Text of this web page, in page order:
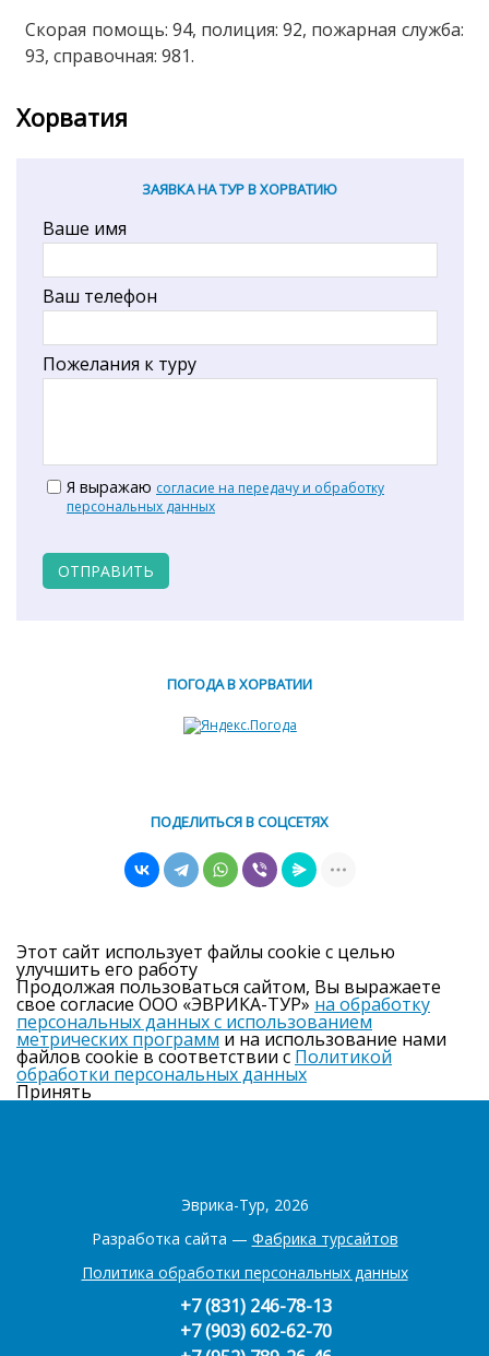
Скорая помощь: 94, полиция: 92, пожарная служба:
93, справочная: 981.
Хорватия
ЗАЯВКА НА ТУР В ХОРВАТИЮ
Ваше имя
Ваш телефон
Пожелания к туру
Я выражаю согласие на передачу и обработку
персональных данных
ОТПРАВИТЬ
ПОГОДА В ХОРВАТИИ
ПОДЕЛИТЬСЯ В СОЦСЕТЯХ
Этот сайт использует файлы cookie с целью
улучшить его работу
Продолжая пользоваться сайтом, Вы выражаете
свое согласие ООО «ЭВРИКА-ТУР» на обработку
персональных данных с использованием
метрических программ и на использование нами
файлов cookie в соответствии с Политикой
обработки персональных данных
Принять
Эврика-Тур, 2026
Разработка сайта — Фабрика турсайтов
Политика обработки персональных данных
+7 (831) 246-78-13
+7 (903) 602-62-70